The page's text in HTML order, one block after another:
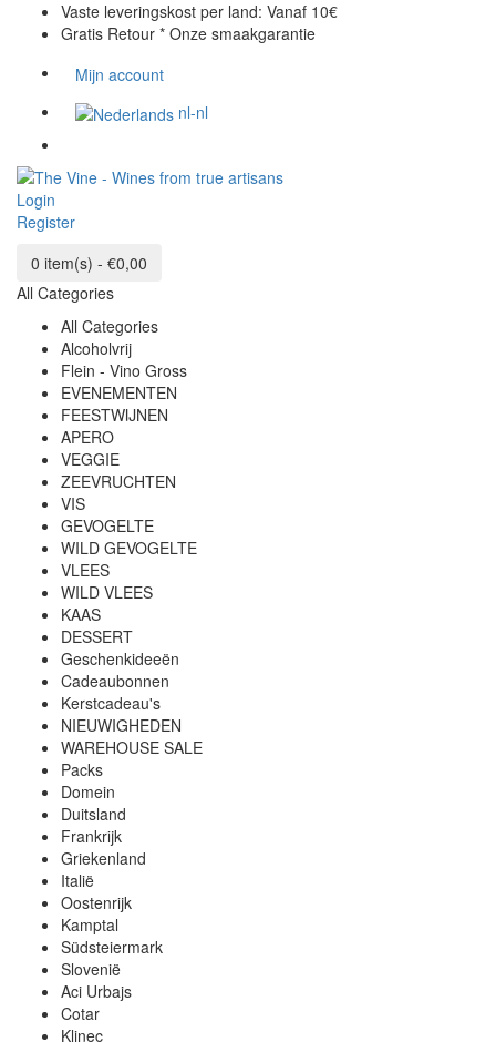
Vaste leveringskost per land: Vanaf 10€
Gratis Retour * Onze smaakgarantie
Mijn account
nl-nl
Login
Register
0 item(s) - €0,00
All Categories
All Categories
Alcoholvrij
Flein - Vino Gross
EVENEMENTEN
FEESTWIJNEN
APERO
VEGGIE
ZEEVRUCHTEN
VIS
GEVOGELTE
WILD GEVOGELTE
VLEES
WILD VLEES
KAAS
DESSERT
Geschenkideeën
Cadeaubonnen
Kerstcadeau's
NIEUWIGHEDEN
WAREHOUSE SALE
Packs
Domein
Duitsland
Frankrijk
Griekenland
Italië
Oostenrijk
Kamptal
Südsteiermark
Slovenië
Aci Urbajs
Cotar
Klinec